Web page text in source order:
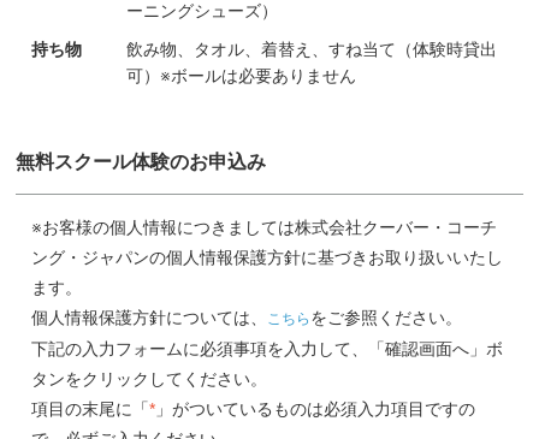
ーニングシューズ）
持ち物
飲み物、タオル、着替え、すね当て（体験時貸出
可）※ボールは必要ありません
無料スクール体験のお申込み
※お客様の個人情報につきましては株式会社クーバー・コーチ
ング・ジャパンの個人情報保護方針に基づきお取り扱いいたし
ます。
個人情報保護方針については、
こちら をご参照ください。
下記の入力フォームに必須事項を入力して、「確認画面へ」ボ
タンをクリックしてください。
項目の末尾に「* 」がついているものは必須入力項目ですの